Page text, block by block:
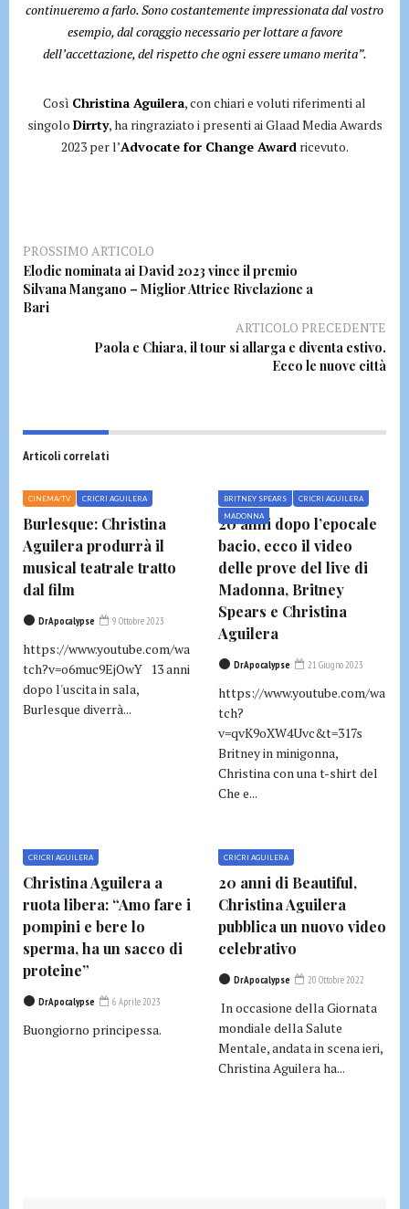
continueremo a farlo. Sono costantemente impressionata dal vostro
esempio, dal coraggio necessario per lottare a favore
dell’accettazione, del rispetto che ogni essere umano merita”.
Così Christina Aguilera, con chiari e voluti riferimenti al
singolo Dirrty, ha ringraziato i presenti ai Glaad Media Awards
2023 per l’Advocate for Change Awardricevuto.
PROSSIMO ARTICOLO
Elodie nominata ai David 2023 vince il premio
Silvana Mangano – Miglior Attrice Rivelazione a
Bari
ARTICOLO PRECEDENTE
Paola e Chiara, il tour si allarga e diventa estivo.
Ecco le nuove città
Articoli correlati
CINEMA/TV CRICRI AGUILERA
Burlesque: Christina
Aguilera produrrà il
musical teatrale tratto
dal film
DrApocalypse 9 Ottobre 2023
https://www.youtube.com/wa
tch?v=o6muc9EjOwY 13 anni
dopo l'uscita in sala,
Burlesque diverrà...
BRITNEY SPEARS
CRICRI AGUILERA
MADONNA
20 anni dopo l’epocale
bacio, ecco il video
delle prove del live di
Madonna, Britney
Spears e Christina
Aguilera
DrApocalypse 21 Giugno 2023
https://www.youtube.com/wa
tch?
v=qvK9oXW4Uvc&t=317s
Britney in minigonna,
Christina con una t-shirt del
Che e...
CRICRI AGUILERA
Christina Aguilera a
ruota libera: “Amo fare i
p0mpini e bere lo
sperma, ha un sacco di
proteine”
DrApocalypse 6 Aprile 2023
Buongiorno principessa.
CRICRI AGUILERA
20 anni di Beautiful,
Christina Aguilera
pubblica un nuovo video
celebrativo
DrApocalypse 20 Ottobre 2022
In occasione della Giornata
mondiale della Salute
Mentale, andata in scena ieri,
Christina Aguilera ha...